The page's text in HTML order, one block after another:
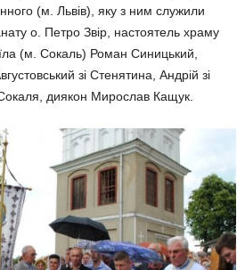
(м. Львів), яку з ним служили
о. Петро Звір, настоятель храму
(м. Сокаль) Роман Синицький,
зі Стенятина, Андрій зі
диякон Мирослав Кащук.